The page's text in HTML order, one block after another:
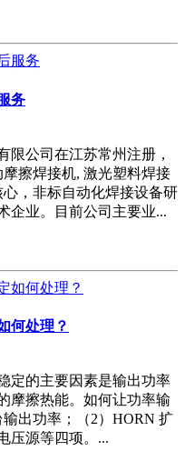
务
限公司在江苏常州注册，
擦焊接机, 激光塑料焊接
，非标自动化焊接设备研
企业。目前公司主要业...
何处理？
定的主要因素是输出功率
摩擦热能。如何让功率输
出功率；（2）HORN 扩
压源等四项。...